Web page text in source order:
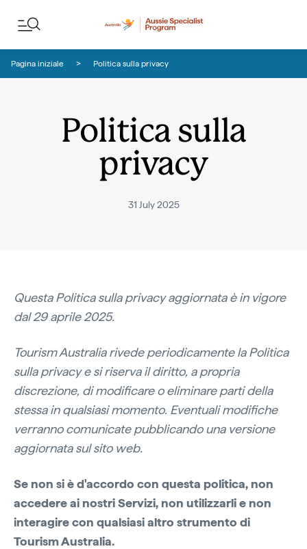
Pagina iniziale Politica sulla privacy
Politica sulla
privacy
31 July 2025
Questa Politica sulla privacy aggiornata è in vigore
dal 29 aprile 2025.
Tourism Australia rivede periodicamente la Politica
sulla privacy e si riserva il diritto, a propria
discrezione, di modificare o eliminare parti della
stessa in qualsiasi momento. Eventuali modifiche
verranno comunicate pubblicando una versione
aggiornata sul sito web.
Se non si è d'accordo con questa politica, non
accedere ai nostri Servizi, non utilizzarli e non
interagire con qualsiasi altro strumento di
Tourism Australia.